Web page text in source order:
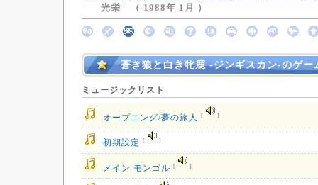
光栄 （ 1988年 1月 ）
蒼き狼と白き牝鹿 -ジンギスカン-のゲー
ミュージックリスト
オープニング/夢の旅人 [ ]
初期設定 [ ]
メイン モンゴル [ ]